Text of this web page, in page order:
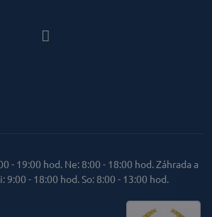
- 19:00 hod. Ne: 8:00 - 18:00 hod. Záhrada a
9:00 - 18:00 hod. So: 8:00 - 13:00 hod.